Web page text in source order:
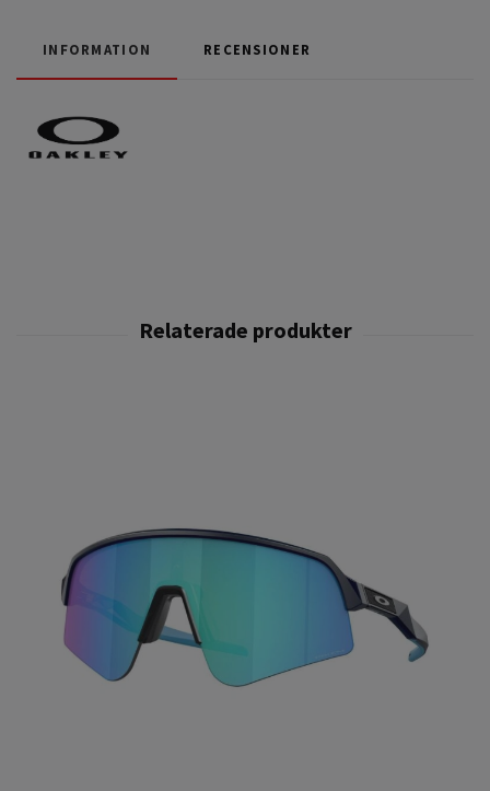
INFORMATION RECENSIONER